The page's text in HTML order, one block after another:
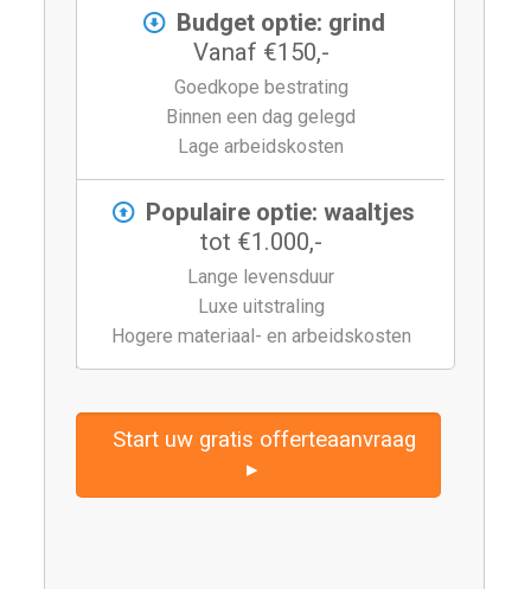
Budget optie: grind
Vanaf €150,-
Goedkope bestrating
Binnen een dag gelegd
Lage arbeidskosten
Populaire optie: waaltjes
tot €1.000,-
Lange levensduur
Luxe uitstraling
Hogere materiaal- en arbeidskosten
Start uw gratis offerteaanvraag
▸